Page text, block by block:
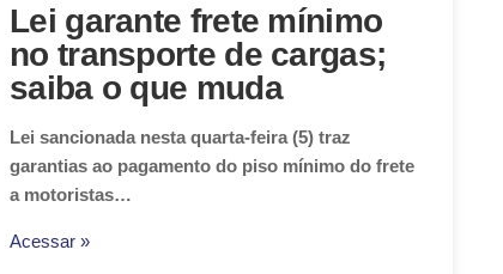
Lei garante frete mínimo
no transporte de cargas;
saiba o que muda
Lei sancionada nesta quarta-feira (5) traz
garantias ao pagamento do piso mínimo do frete
a motoristas…
Acessar »